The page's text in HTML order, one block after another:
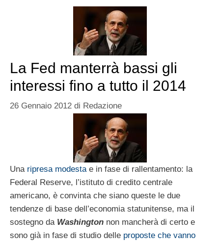
La Fed manterrà bassi gli
interessi fino a tutto il 2014
26 Gennaio 2012 di Redazione
Una ripresa modestae in fase di rallentamento: la
Federal Reserve, l’istituto di credito centrale
americano, è convinta che siano queste le due
tendenze di base dell’economia statunitense, ma il
sostegno da Washington non mancherà di certo e
sono già in fase di studio delle proposte che vanno